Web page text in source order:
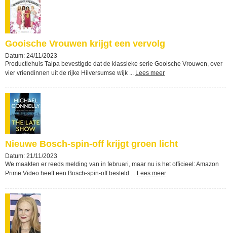
Gooische Vrouwen krijgt een vervolg
Datum: 24/11/2023
Productiehuis Talpa bevestigde dat de klassieke serie Gooische Vrouwen, over
vier vriendinnen uit de rijke Hilversumse wijk ... Lees meer
Nieuwe Bosch-spin-off krijgt groen licht
Datum: 21/11/2023
We maakten er reeds melding van in februari, maar nu is het officieel: Amazon
Prime Video heeft een Bosch-spin-off besteld ... Lees meer